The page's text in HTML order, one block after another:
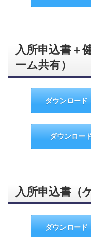
入所申込書＋
ーム共有）
ダウンロード
ダウンロー
入所申込書（
ダウンロード